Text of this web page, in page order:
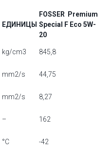
ЕДИНИЦЫ
FOSSER
Premium
Special F Eco 5W-
20
kg/cm3 845,8
mm2/s 44,75
mm2/s 8,27
– 162
°C -42